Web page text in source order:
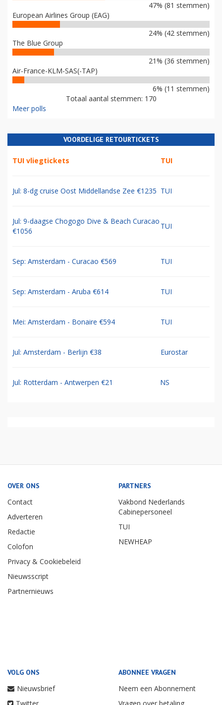
47% (81 stemmen)
European Airlines Group (EAG)
24% (42 stemmen)
The Blue Group
21% (36 stemmen)
Air-France-KLM-SAS(-TAP)
6% (11 stemmen)
Totaal aantal stemmen: 170
Meer polls
VOORDELIGE RETOURTICKETS
TUI vliegtickets TUI
Jul: 8-dg cruise Oost Middellandse Zee €1235 TUI
Jul: 9-daagse Chogogo Dive & Beach Curacao
€1056
TUI
Sep: Amsterdam - Curacao €569 TUI
Sep: Amsterdam - Aruba €614 TUI
Mei: Amsterdam - Bonaire €594 TUI
Jul: Amsterdam - Berlijn €38 Eurostar
Jul: Rotterdam - Antwerpen €21 NS
OVER ONS
Contact
Adverteren
Redactie
Colofon
Privacy & Cookiebeleid
Nieuwsscript
Partnernieuws
PARTNERS
Vakbond Nederlands
Cabinepersoneel
TUI
NEWHEAP
VOLG ONS
Nieuwsbrief
ABONNEE VRAGEN
Neem een Abonnement